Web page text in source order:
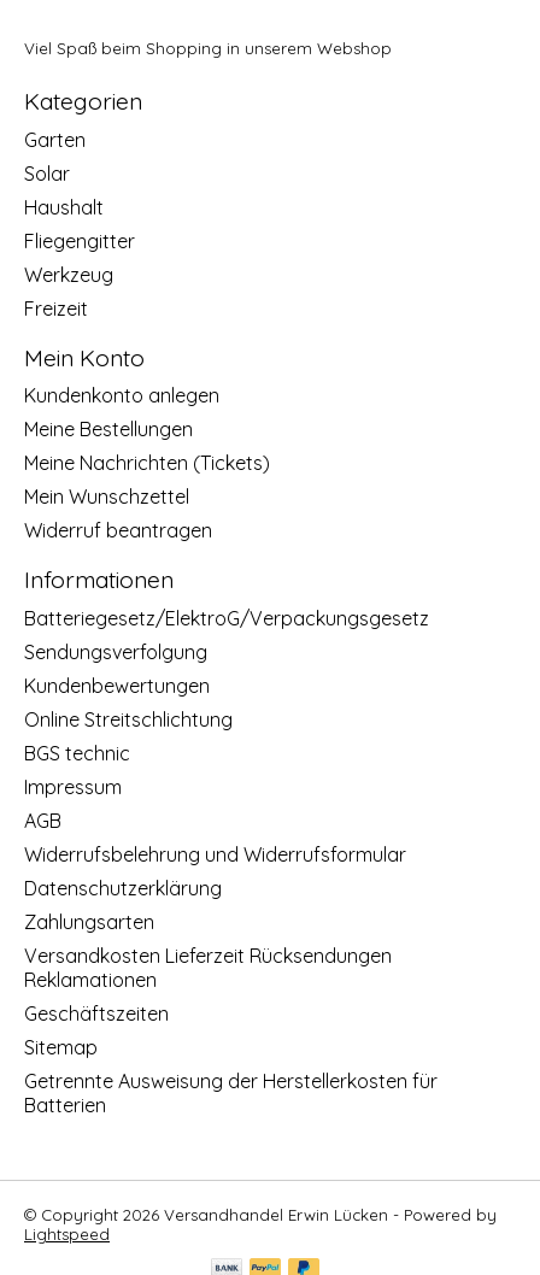
Viel Spaß beim Shopping in unserem Webshop
Kategorien
Garten
Solar
Haushalt
Fliegengitter
Werkzeug
Freizeit
Mein Konto
Kundenkonto anlegen
Meine Bestellungen
Meine Nachrichten (Tickets)
Mein Wunschzettel
Widerruf beantragen
Informationen
Batteriegesetz/ElektroG/Verpackungsgesetz
Sendungsverfolgung
Kundenbewertungen
Online Streitschlichtung
BGS technic
Impressum
AGB
Widerrufsbelehrung und Widerrufsformular
Datenschutzerklärung
Zahlungsarten
Versandkosten Lieferzeit Rücksendungen
Reklamationen
Geschäftszeiten
Sitemap
Getrennte Ausweisung der Herstellerkosten für
Batterien
© Copyright 2026 Versandhandel Erwin Lücken - Powered by
Lightspeed